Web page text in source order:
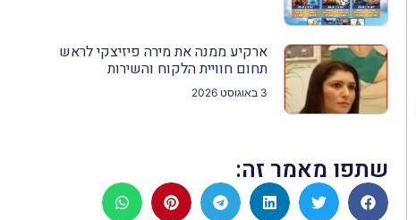
ארקיע ממנה את מירה פיזיצקי לראש
תחום חוויית הלקוח והשירות
3 באוגוסט 2026
שתפו מאמר זה: